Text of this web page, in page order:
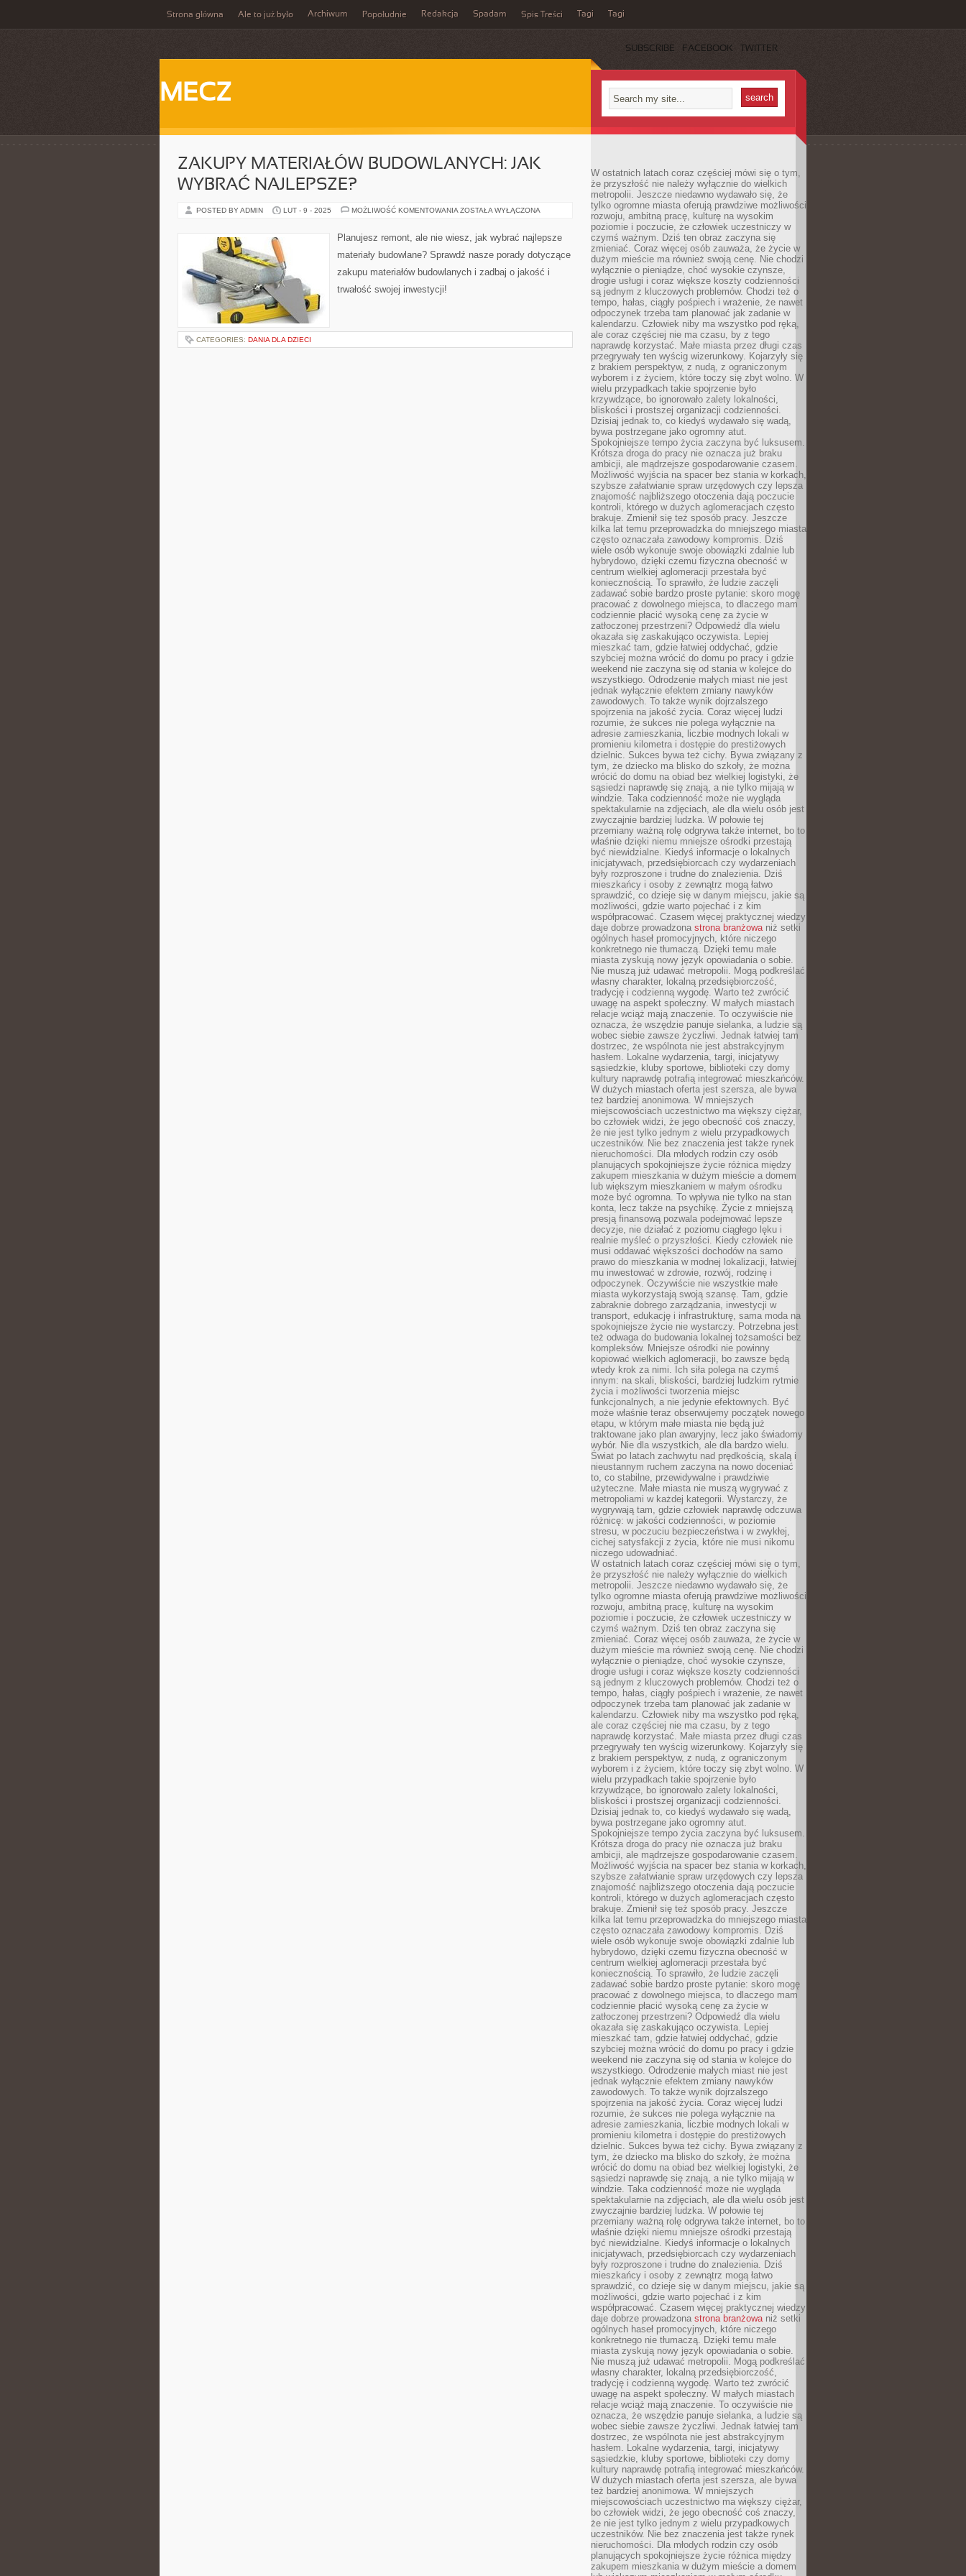
Strona główna Ale to już było Archiwum Popołudnie Redakcja Spadam Spis Treści Tagi Tagi
SUBSCRIBE FACEBOOK TWITTER
MECZ
ZAKUPY MATERIAŁÓW BUDOWLANYCH: JAK
WYBRAĆ NAJLEPSZE?
POSTED BY ADMIN LUT - 9 - 2025 MOŻLIWOŚĆ KOMENTOWANIA ZAKUPY
WYBRAĆ
ZOSTAŁA WYŁĄCZONA
Planujesz remont, ale nie wiesz, jak wybrać najlepsze
materiały budowlane? Sprawdź nasze porady dotyczące
zakupu materiałów budowlanych i zadbaj o jakość i
trwałość swojej inwestycji!
CATEGORIES: DANIA DLA DZIECI
W ostatnich latach coraz częściej mówi się o tym,
że przyszłość nie należy wyłącznie do wielkich
metropolii. Jeszcze niedawno wydawało się, że
tylko ogromne miasta oferują prawdziwe możliwości
rozwoju, ambitną pracę, kulturę na wysokim
poziomie i poczucie, że człowiek uczestniczy w
czymś ważnym. Dziś ten obraz zaczyna się
zmieniać. Coraz więcej osób zauważa, że życie w
dużym mieście ma również swoją cenę. Nie chodzi
wyłącznie o pieniądze, choć wysokie czynsze,
drogie usługi i coraz większe koszty codzienności
są jednym z kluczowych problemów. Chodzi też o
tempo, hałas, ciągły pośpiech i wrażenie, że nawet
odpoczynek trzeba tam planować jak zadanie w
kalendarzu. Człowiek niby ma wszystko pod ręką,
ale coraz częściej nie ma czasu, by z tego
naprawdę korzystać. Małe miasta przez długi czas
przegrywały ten wyścig wizerunkowy. Kojarzyły się
z brakiem perspektyw, z nudą, z ograniczonym
wyborem i z życiem, które toczy się zbyt wolno. W
wielu przypadkach takie spojrzenie było
krzywdzące, bo ignorowało zalety lokalności,
bliskości i prostszej organizacji codzienności.
Dzisiaj jednak to, co kiedyś wydawało się wadą,
bywa postrzegane jako ogromny atut.
Spokojniejsze tempo życia zaczyna być luksusem.
Krótsza droga do pracy nie oznacza już braku
ambicji, ale mądrzejsze gospodarowanie czasem.
Możliwość wyjścia na spacer bez stania w korkach,
szybsze załatwianie spraw urzędowych czy lepsza
znajomość najbliższego otoczenia dają poczucie
kontroli, którego w dużych aglomeracjach często
brakuje. Zmienił się też sposób pracy. Jeszcze
kilka lat temu przeprowadzka do mniejszego miasta
często oznaczała zawodowy kompromis. Dziś
wiele osób wykonuje swoje obowiązki zdalnie lub
hybrydowo, dzięki czemu fizyczna obecność w
centrum wielkiej aglomeracji przestała być
koniecznością. To sprawiło, że ludzie zaczęli
zadawać sobie bardzo proste pytanie: skoro mogę
pracować z dowolnego miejsca, to dlaczego mam
codziennie płacić wysoką cenę za życie w
zatłoczonej przestrzeni? Odpowiedź dla wielu
okazała się zaskakująco oczywista. Lepiej
mieszkać tam, gdzie łatwiej oddychać, gdzie
szybciej można wrócić do domu po pracy i gdzie
weekend nie zaczyna się od stania w kolejce do
wszystkiego. Odrodzenie małych miast nie jest
jednak wyłącznie efektem zmiany nawyków
zawodowych. To także wynik dojrzalszego
spojrzenia na jakość życia. Coraz więcej ludzi
rozumie, że sukces nie polega wyłącznie na
adresie zamieszkania, liczbie modnych lokali w
promieniu kilometra i dostępie do prestiżowych
dzielnic. Sukces bywa też cichy. Bywa związany z
tym, że dziecko ma blisko do szkoły, że można
wrócić do domu na obiad bez wielkiej logistyki, że
sąsiedzi naprawdę się znają, a nie tylko mijają w
windzie. Taka codzienność może nie wygląda
spektakularnie na zdjęciach, ale dla wielu osób jest
zwyczajnie bardziej ludzka. W połowie tej
przemiany ważną rolę odgrywa także internet, bo to
właśnie dzięki niemu mniejsze ośrodki przestają
być niewidzialne. Kiedyś informacje o lokalnych
inicjatywach, przedsiębiorcach czy wydarzeniach
były rozproszone i trudne do znalezienia. Dziś
mieszkańcy i osoby z zewnątrz mogą łatwo
sprawdzić, co dzieje się w danym miejscu, jakie są
możliwości, gdzie warto pojechać i z kim
współpracować. Czasem więcej praktycznej wiedzy
daje dobrze prowadzona strona branżowaniż setki
ogólnych haseł promocyjnych, które niczego
konkretnego nie tłumaczą. Dzięki temu małe
miasta zyskują nowy język opowiadania o sobie.
Nie muszą już udawać metropolii. Mogą podkreślać
własny charakter, lokalną przedsiębiorczość,
tradycję i codzienną wygodę. Warto też zwrócić
uwagę na aspekt społeczny. W małych miastach
relacje wciąż mają znaczenie. To oczywiście nie
oznacza, że wszędzie panuje sielanka, a ludzie są
wobec siebie zawsze życzliwi. Jednak łatwiej tam
dostrzec, że wspólnota nie jest abstrakcyjnym
hasłem. Lokalne wydarzenia, targi, inicjatywy
sąsiedzkie, kluby sportowe, biblioteki czy domy
kultury naprawdę potrafią integrować mieszkańców.
W dużych miastach oferta jest szersza, ale bywa
też bardziej anonimowa. W mniejszych
miejscowościach uczestnictwo ma większy ciężar,
bo człowiek widzi, że jego obecność coś znaczy,
że nie jest tylko jednym z wielu przypadkowych
uczestników. Nie bez znaczenia jest także rynek
nieruchomości. Dla młodych rodzin czy osób
planujących spokojniejsze życie różnica między
zakupem mieszkania w dużym mieście a domem
lub większym mieszkaniem w małym ośrodku
może być ogromna. To wpływa nie tylko na stan
konta, lecz także na psychikę. Życie z mniejszą
presją finansową pozwala podejmować lepsze
decyzje, nie działać z poziomu ciągłego lęku i
realnie myśleć o przyszłości. Kiedy człowiek nie
musi oddawać większości dochodów na samo
prawo do mieszkania w modnej lokalizacji, łatwiej
mu inwestować w zdrowie, rozwój, rodzinę i
odpoczynek. Oczywiście nie wszystkie małe
miasta wykorzystają swoją szansę. Tam, gdzie
zabraknie dobrego zarządzania, inwestycji w
transport, edukację i infrastrukturę, sama moda na
spokojniejsze życie nie wystarczy. Potrzebna jest
też odwaga do budowania lokalnej tożsamości bez
kompleksów. Mniejsze ośrodki nie powinny
kopiować wielkich aglomeracji, bo zawsze będą
wtedy krok za nimi. Ich siła polega na czymś
innym: na skali, bliskości, bardziej ludzkim rytmie
życia i możliwości tworzenia miejsc
funkcjonalnych, a nie jedynie efektownych. Być
może właśnie teraz obserwujemy początek nowego
etapu, w którym małe miasta nie będą już
traktowane jako plan awaryjny, lecz jako świadomy
wybór. Nie dla wszystkich, ale dla bardzo wielu.
Świat po latach zachwytu nad prędkością, skalą i
nieustannym ruchem zaczyna na nowo doceniać
to, co stabilne, przewidywalne i prawdziwie
użyteczne. Małe miasta nie muszą wygrywać z
metropoliami w każdej kategorii. Wystarczy, że
wygrywają tam, gdzie człowiek naprawdę odczuwa
różnicę: w jakości codzienności, w poziomie
stresu, w poczuciu bezpieczeństwa i w zwykłej,
cichej satysfakcji z życia, które nie musi nikomu
niczego udowadniać.
W ostatnich latach coraz częściej mówi się o tym,
że przyszłość nie należy wyłącznie do wielkich
metropolii. Jeszcze niedawno wydawało się, że
tylko ogromne miasta oferują prawdziwe możliwości
rozwoju, ambitną pracę, kulturę na wysokim
poziomie i poczucie, że człowiek uczestniczy w
czymś ważnym. Dziś ten obraz zaczyna się
zmieniać. Coraz więcej osób zauważa, że życie w
dużym mieście ma również swoją cenę. Nie chodzi
wyłącznie o pieniądze, choć wysokie czynsze,
drogie usługi i coraz większe koszty codzienności
są jednym z kluczowych problemów. Chodzi też o
tempo, hałas, ciągły pośpiech i wrażenie, że nawet
odpoczynek trzeba tam planować jak zadanie w
kalendarzu. Człowiek niby ma wszystko pod ręką,
ale coraz częściej nie ma czasu, by z tego
naprawdę korzystać. Małe miasta przez długi czas
przegrywały ten wyścig wizerunkowy. Kojarzyły się
z brakiem perspektyw, z nudą, z ograniczonym
wyborem i z życiem, które toczy się zbyt wolno. W
wielu przypadkach takie spojrzenie było
krzywdzące, bo ignorowało zalety lokalności,
bliskości i prostszej organizacji codzienności.
Dzisiaj jednak to, co kiedyś wydawało się wadą,
bywa postrzegane jako ogromny atut.
Spokojniejsze tempo życia zaczyna być luksusem.
Krótsza droga do pracy nie oznacza już braku
ambicji, ale mądrzejsze gospodarowanie czasem.
Możliwość wyjścia na spacer bez stania w korkach,
szybsze załatwianie spraw urzędowych czy lepsza
znajomość najbliższego otoczenia dają poczucie
kontroli, którego w dużych aglomeracjach często
brakuje. Zmienił się też sposób pracy. Jeszcze
kilka lat temu przeprowadzka do mniejszego miasta
często oznaczała zawodowy kompromis. Dziś
wiele osób wykonuje swoje obowiązki zdalnie lub
hybrydowo, dzięki czemu fizyczna obecność w
centrum wielkiej aglomeracji przestała być
koniecznością. To sprawiło, że ludzie zaczęli
zadawać sobie bardzo proste pytanie: skoro mogę
pracować z dowolnego miejsca, to dlaczego mam
codziennie płacić wysoką cenę za życie w
zatłoczonej przestrzeni? Odpowiedź dla wielu
okazała się zaskakująco oczywista. Lepiej
mieszkać tam, gdzie łatwiej oddychać, gdzie
szybciej można wrócić do domu po pracy i gdzie
weekend nie zaczyna się od stania w kolejce do
wszystkiego. Odrodzenie małych miast nie jest
jednak wyłącznie efektem zmiany nawyków
zawodowych. To także wynik dojrzalszego
spojrzenia na jakość życia. Coraz więcej ludzi
rozumie, że sukces nie polega wyłącznie na
adresie zamieszkania, liczbie modnych lokali w
promieniu kilometra i dostępie do prestiżowych
dzielnic. Sukces bywa też cichy. Bywa związany z
tym, że dziecko ma blisko do szkoły, że można
wrócić do domu na obiad bez wielkiej logistyki, że
sąsiedzi naprawdę się znają, a nie tylko mijają w
windzie. Taka codzienność może nie wygląda
spektakularnie na zdjęciach, ale dla wielu osób jest
zwyczajnie bardziej ludzka. W połowie tej
przemiany ważną rolę odgrywa także internet, bo to
właśnie dzięki niemu mniejsze ośrodki przestają
być niewidzialne. Kiedyś informacje o lokalnych
inicjatywach, przedsiębiorcach czy wydarzeniach
były rozproszone i trudne do znalezienia. Dziś
mieszkańcy i osoby z zewnątrz mogą łatwo
sprawdzić, co dzieje się w danym miejscu, jakie są
możliwości, gdzie warto pojechać i z kim
współpracować. Czasem więcej praktycznej wiedzy
daje dobrze prowadzona strona branżowaniż setki
ogólnych haseł promocyjnych, które niczego
konkretnego nie tłumaczą. Dzięki temu małe
miasta zyskują nowy język opowiadania o sobie.
Nie muszą już udawać metropolii. Mogą podkreślać
własny charakter, lokalną przedsiębiorczość,
tradycję i codzienną wygodę. Warto też zwrócić
uwagę na aspekt społeczny. W małych miastach
relacje wciąż mają znaczenie. To oczywiście nie
oznacza, że wszędzie panuje sielanka, a ludzie są
wobec siebie zawsze życzliwi. Jednak łatwiej tam
dostrzec, że wspólnota nie jest abstrakcyjnym
hasłem. Lokalne wydarzenia, targi, inicjatywy
sąsiedzkie, kluby sportowe, biblioteki czy domy
kultury naprawdę potrafią integrować mieszkańców.
W dużych miastach oferta jest szersza, ale bywa
też bardziej anonimowa. W mniejszych
miejscowościach uczestnictwo ma większy ciężar,
bo człowiek widzi, że jego obecność coś znaczy,
że nie jest tylko jednym z wielu przypadkowych
uczestników. Nie bez znaczenia jest także rynek
nieruchomości. Dla młodych rodzin czy osób
planujących spokojniejsze życie różnica między
zakupem mieszkania w dużym mieście a domem